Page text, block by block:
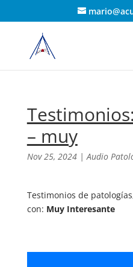
– muy
Nov 25, 2024|Audio
Testimonios de
con: Muy Interesante